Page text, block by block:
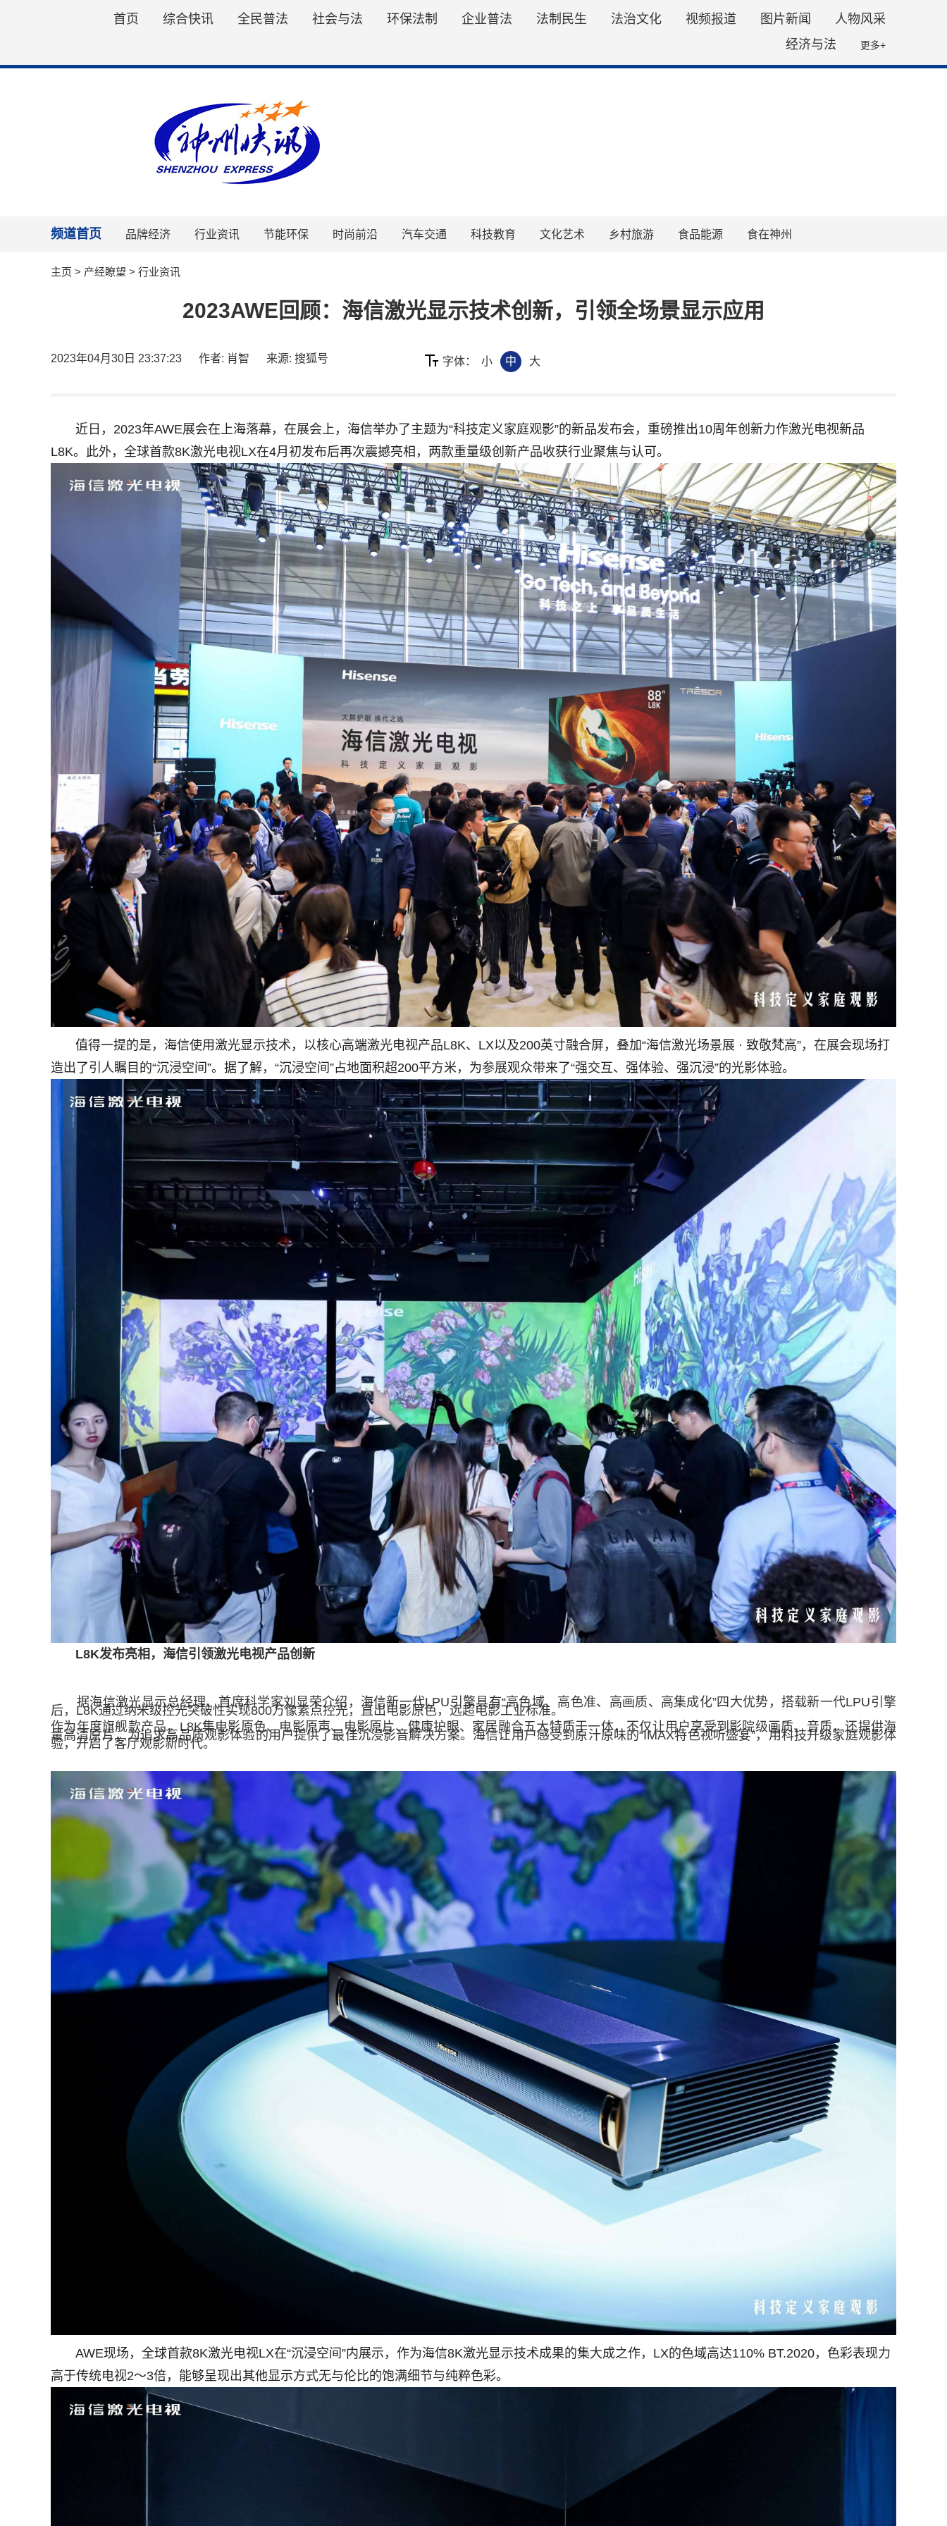
首页 综合快讯 全民普法 社会与法 环保法制 企业普法 法制民生 法治文化 视频报道 图片新闻
人物风采
经济与法
更多+
频道首页 品牌经济 行业资讯 节能环保 时尚前沿 汽车交通 科技教育 文化艺术 乡村旅游 食品能源 食在神州
主页 > 产经瞭望 > 行业资讯
2023AWE回顾：海信激光显示技术创新，引领全场景显示应用
2023年04月30日 23:37:23 作者: 肖智 来源: 搜狐号 字体： 小 中 大
近日，2023年AWE展会在上海落幕，在展会上，海信举办了主题为“科技定义家庭观影”的新品发布会，重磅推出10周年创新力作激光电视新品
L8K。此外，全球首款8K激光电视LX在4月初发布后再次震撼亮相，两款重量级创新产品收获行业聚焦与认可。
值得一提的是，海信使用激光显示技术，以核心高端激光电视产品L8K、LX以及200英寸融合屏，叠加“海信激光场景展 · 致敬梵高”，在展会现场打
造出了引人瞩目的“沉浸空间”。据了解，“沉浸空间”占地面积超200平方米，为参展观众带来了“强交互、强体验、强沉浸”的光影体验。
L8K发布亮相，海信引领激光电视产品创新
据海信激光显示总经理、首席科学家刘显荣介绍，海信新一代LPU引擎具有“高色域、高色准、高画质、高集成化”四大优势，搭载新一代LPU引擎
后，L8K通过纳米级控光突破性实现800万像素点控光，直出电影原色，远超电影工业标准。
作为年度旗舰款产品，L8K集电影原色、电影原声、电影原片、健康护眼、家居融合五大特质于一体，不仅让用户享受到影院级画质、音质，还提供海
量高清原片，为追求高品质观影体验的用户提供了最佳沉浸影音解决方案。海信让用户感受到原汁原味的“IMAX特色视听盛宴”，用科技升级家庭观影体
验，开启了客厅观影新时代。
AWE现场，全球首款8K激光电视LX在“沉浸空间”内展示，作为海信8K激光显示技术成果的集大成之作，LX的色域高达110% BT.2020，色彩表现力
高于传统电视2～3倍，能够呈现出其他显示方式无与伦比的饱满细节与纯粹色彩。